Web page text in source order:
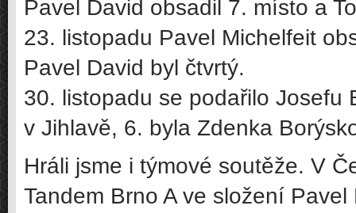
Pavel David obsadil 7. místo a
23. listopadu Pavel Michelfeit
Pavel David byl čtvrtý.
30. listopadu se podařilo Josefu
v Jihlavě, 6. byla Zdenka
Hráli jsme i týmové soutěže. V
Tandem Brno A ve složení